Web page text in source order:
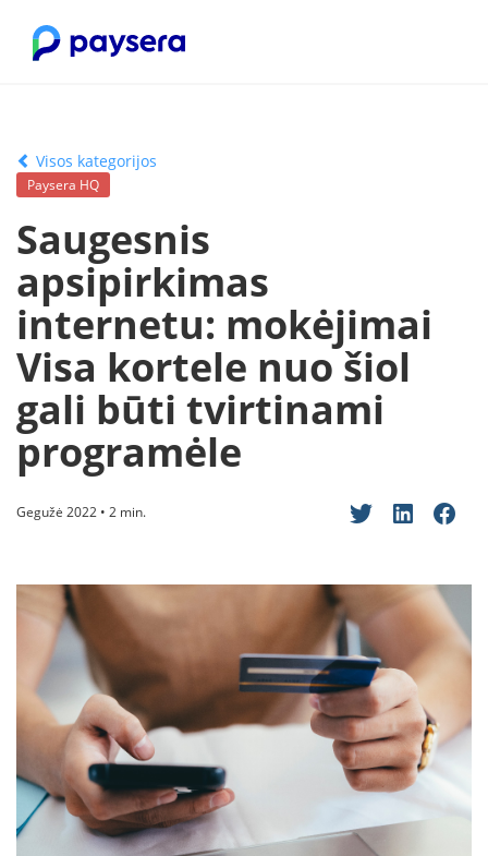
Visos kategorijos
Paysera HQ
Saugesnis
apsipirkimas
internetu: mokėjimai
Visa kortele nuo šiol
gali būti tvirtinami
programėle
Gegužė 2022 • 2 min.